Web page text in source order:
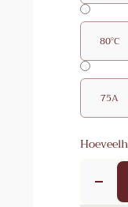
80°C
75A